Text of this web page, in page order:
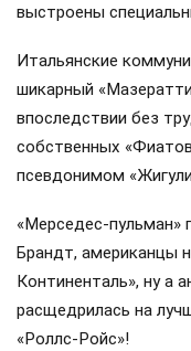
выстроены
Итальянские
шикарный
впоследствии без
собственных
псевдонимом
«Мерседес-пульман»
Брандт, американцы
Континенталь», ну а
расщедрилась на
«Роллс-Ройс»!